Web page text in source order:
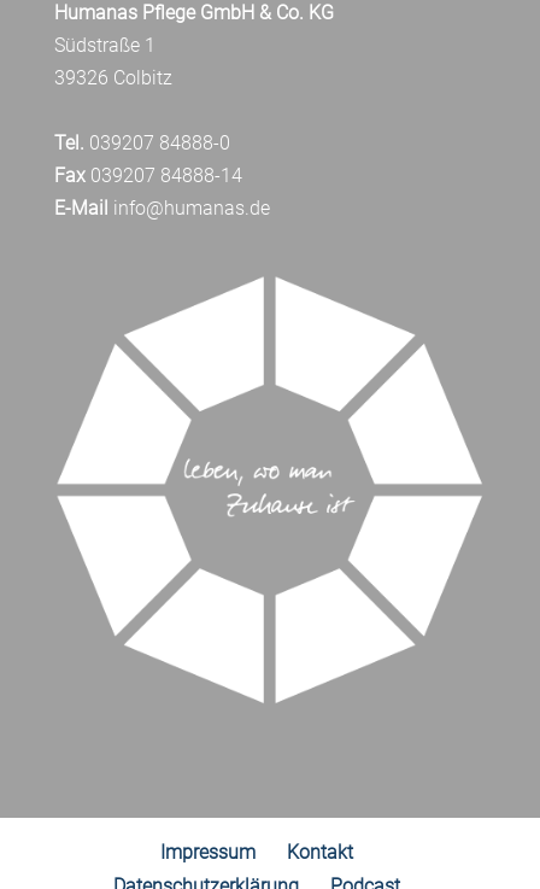
Humanas Pflege GmbH & Co. KG
Südstraße 1
39326 Colbitz
Tel. 039207 84888-0
Fax039207 84888-14
E-Mail info@humanas.de
Impressum
Kontakt